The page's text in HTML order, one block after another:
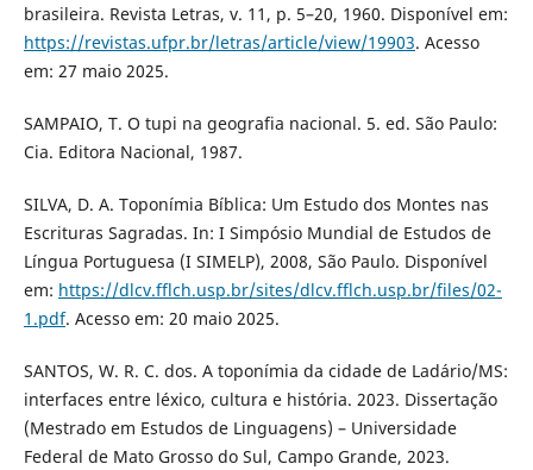
brasileira. Revista Letras, v. 11, p. 5–20, 1960. Disponível em:
https://revistas.ufpr.br/letras/article/view/19903. Acesso
em: 27 maio 2025.
SAMPAIO, T. O tupi na geografia nacional. 5. ed. São Paulo:
Cia. Editora Nacional, 1987.
SILVA, D. A. Toponímia Bíblica: Um Estudo dos Montes nas
Escrituras Sagradas. In: I Simpósio Mundial de Estudos de
Língua Portuguesa (I SIMELP), 2008, São Paulo. Disponível
em: https://dlcv.fflch.usp.br/sites/dlcv.fflch.usp.br/files/02-
1.pdf. Acesso em: 20 maio 2025.
SANTOS, W. R. C. dos. A toponímia da cidade de Ladário/MS:
interfaces entre léxico, cultura e história. 2023. Dissertação
(Mestrado em Estudos de Linguagens) – Universidade
Federal de Mato Grosso do Sul, Campo Grande, 2023.